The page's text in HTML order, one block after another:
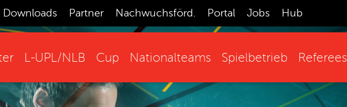
Downloads Partner Nachwuchsförd. Portal Jobs Hub
L-UPL/NLB Cup Nationalteams Spielbetrieb Referees